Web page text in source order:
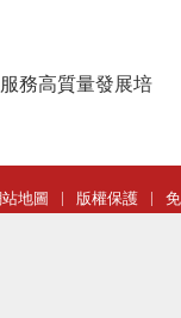
務高質量發展培